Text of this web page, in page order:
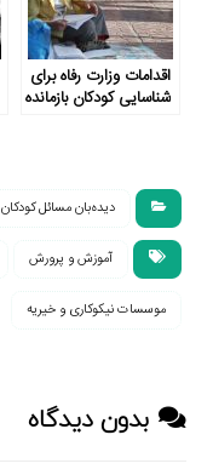
اقدامات وزارت رفاه برای
شناسایی کودکان بازمانده
دیده‌بان مسائل کودکان
آموزش و پرورش
موسسات نیکوکاری و خیریه
بدون دیدگاه